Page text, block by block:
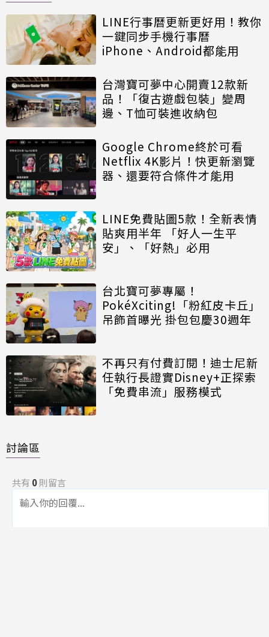
LINE行事曆更新更好用！教你
一鍵同步手機行事曆
iPhone、Android都能用
台灣寶可夢中心開賣12款新
品！「復古遊戲包裝」變周
邊、T恤可裝進收納包
Google Chrome終於可看
Netflix 4K影片！快更新瀏覽
器、還要符合條件才能用
LINE免費貼圖5款！全新表情
貼爽用半年 「好人一生平
安」、「好熱」必用
台北寶可夢專屬！
PokéXciting!「粉紅皮卡丘」
吊飾首曝光 掛包包慶30週年
不再只有付費訂閱！迪士尼新
任執行長證實Disney+正探索
「免費串流」服務模式
討論區
共有 0則留言